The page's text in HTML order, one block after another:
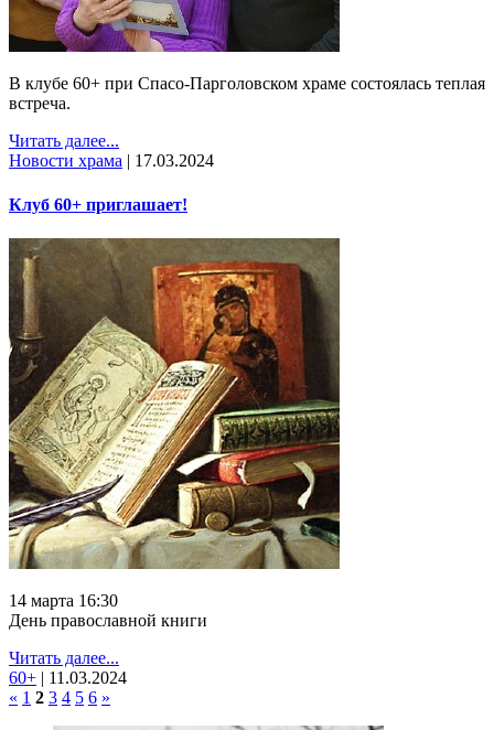
В клубе 60+ при Спасо-Парголовском храме состоялась теплая
встреча.
Читать далее...
Новости храма | 17.03.2024
Клуб 60+ приглашает!
14 марта 16:30
День православной книги
Читать далее...
60+ | 11.03.2024
« 1 2 3 4 5 6 »